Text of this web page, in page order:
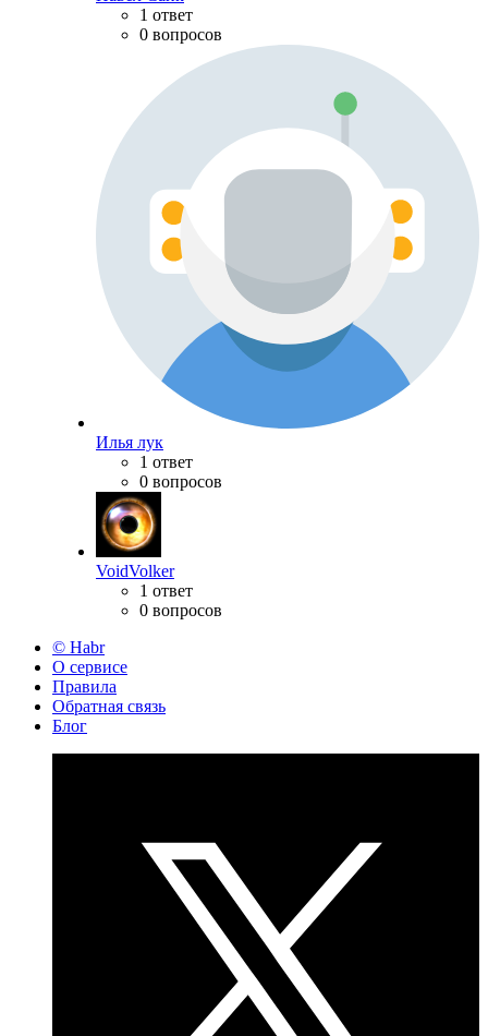
1 ответ
0 вопросов
Илья лук
1 ответ
0 вопросов
VoidVolker
1 ответ
0 вопросов
© Habr
О сервисе
Правила
Обратная связь
Блог